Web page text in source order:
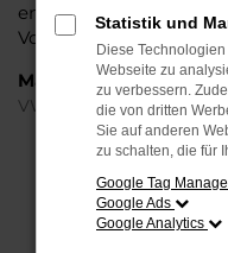
entsprechend zu 100
Vorstellungen.
Marken
VW
FEHLER:
Beim Laden ist ein
Statistik und
Diese
Webseite zu
zu verbessern.
die von dritten
Sie auf anderen
zu schalten, die für
Google Tag
Google Ads
Google Analytics